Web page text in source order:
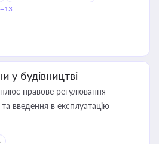
+13
у будівництві
правове регулювання
введення в експлуатацію